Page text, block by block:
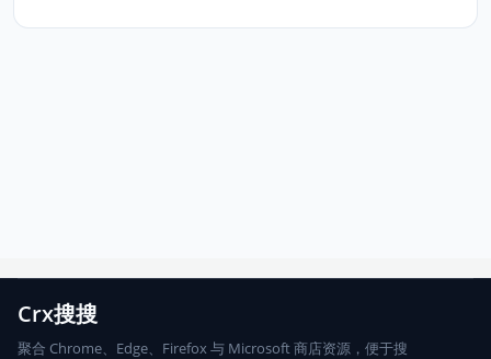
Crx搜搜
聚合 Chrome、Edge、Firefox 与 Microsoft 商店资源，便于搜